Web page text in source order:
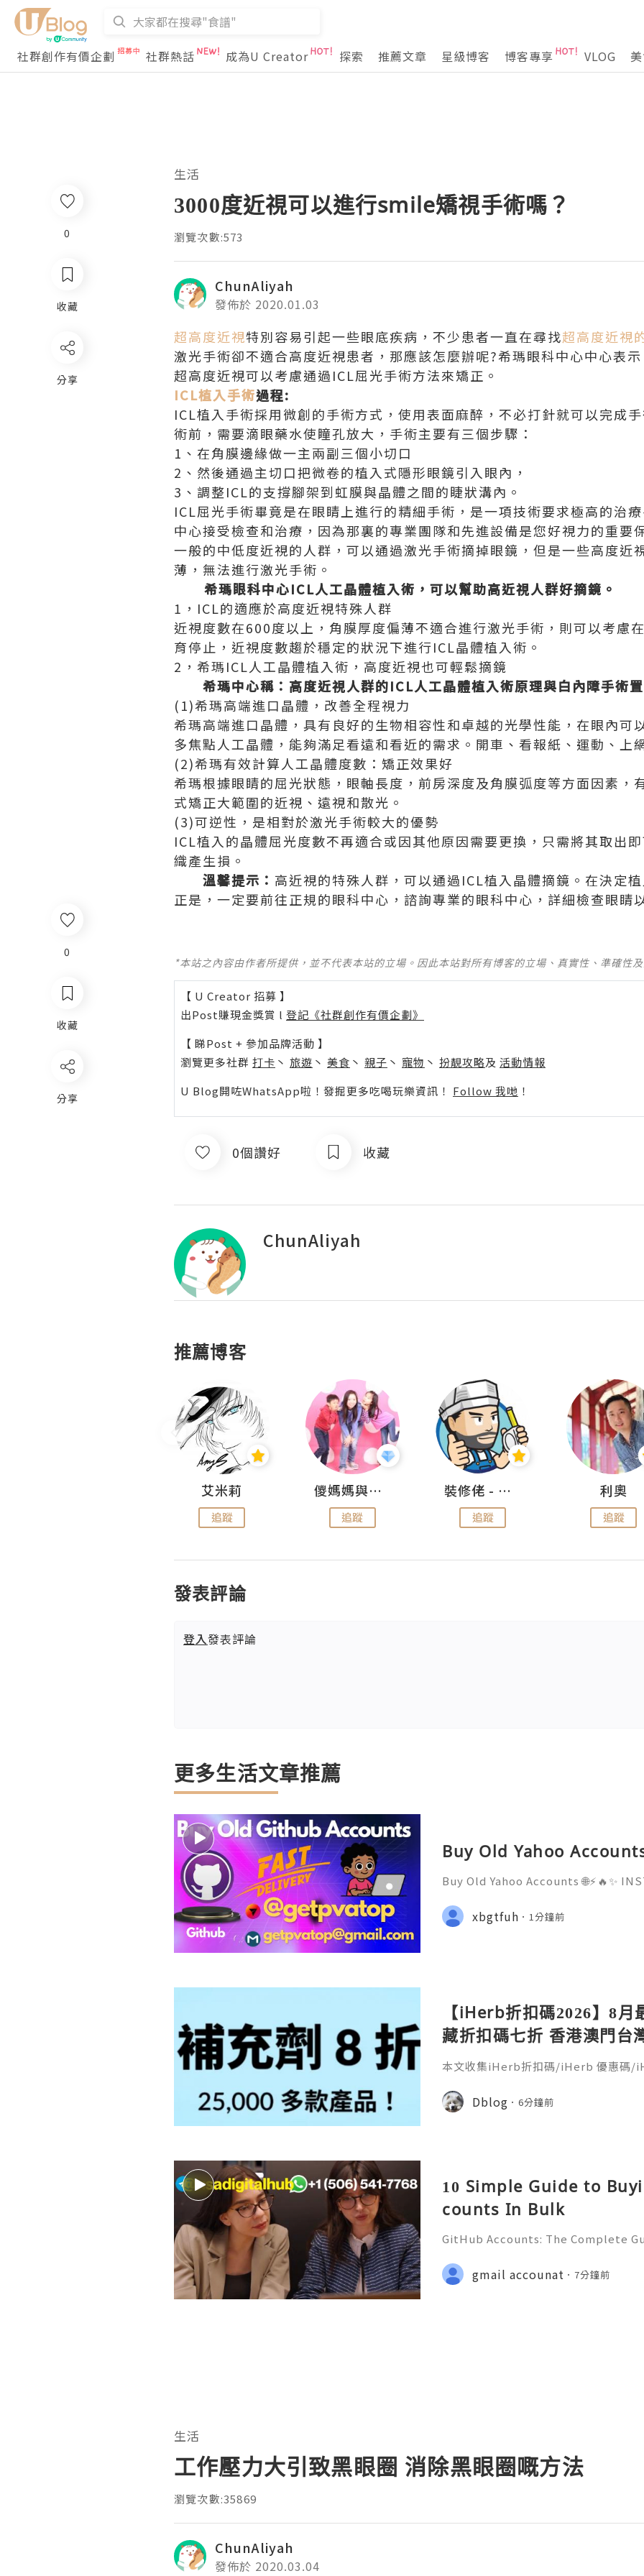
社群創作有價企劃 社群熱話 成為U Creator 探索 推薦文章 星級博客 博客專享 VLOG
0
收藏
分享
生活
3000度近視可以進行smile矯視手術嗎？
瀏覽次數:573
ChunAliyah
發佈於 2020.01.03
超高度近視特別容易引起一些眼底疾病，不少患者一直在尋找超高度近視
激光手術卻不適合高度近視患者，那應該怎麼辦呢?希瑪眼科中心中心表
超高度近視可以考慮通過ICL屈光手術方法來矯正。
ICL植入手術過程:
ICL植入手術採用微創的手術方式，使用表面麻醉，不必打針就可以完成
術前，需要滴眼藥水使瞳孔放大，手術主要有三個步驟：
1、在角膜邊緣做一主兩副三個小切口
2、然後通過主切口把微卷的植入式隱形眼鏡引入眼內，
3、調整ICL的支撐腳架到虹膜與晶體之間的睫狀溝內。
ICL屈光手術畢竟是在眼睛上進行的精細手術，是一項技術要求極高的治
中心接受檢查和治療，因為那裏的專業團隊和先進設備是您好視力的重要
一般的中低度近視的人群，可以通過激光手術摘掉眼鏡，但是一些高度近
薄，無法進行激光手術。
希瑪眼科中心ICL人工晶體植入術，可以幫助高近視人群好摘鏡。
1，ICL的適應於高度近視特殊人群
近視度數在600度以上，角膜厚度偏薄不適合進行激光手術，則可以考慮
育停止，近視度數趨於穩定的狀況下進行ICL晶體植入術。
2，希瑪ICL人工晶體植入術，高度近視也可輕鬆摘鏡
希瑪中心稱：高度近視人群的ICL人工晶體植入術原理與白內障手術
(1)希瑪高端進口晶體，改善全程視力
希瑪高端進口晶體，具有良好的生物相容性和卓越的光學性能，在眼內可
多焦點人工晶體，能夠滿足看遠和看近的需求。開車、看報紙、運動、上
(2)希瑪有效計算人工晶體度數：矯正效果好
希瑪根據眼睛的屈光狀態，眼軸長度，前房深度及角膜弧度等方面因素，
式矯正大範圍的近視、遠視和散光。
(3)可逆性，是相對於激光手術較大的優勢
ICL植入的晶體屈光度數不再適合或因其他原因需要更換，只需將其取出
織產生損。
溫馨提示： 高近視的特殊人群，可以通過ICL植入晶體摘鏡。在決定
正是，一定要前往正規的眼科中心，諮詢專業的眼科中心，詳細檢查眼睛
*本站之內容由作者所提供，並不代表本站的立場。因此本站對所有博客的立場、真實性、準確性
【 U Creator 招募 】
出Post賺現金獎賞 l 登記《社群創作有價企劃》
【 睇Post + 參加品牌活動 】
瀏覽更多社群 打卡 丶 旅遊 丶 美食 丶 親子 丶 寵物 丶 扮靚攻略及 活動情報
U Blog開咗WhatsApp啦！發掘更多吃喝玩樂資訊！ Follow 我哋 ！
0個讚好 收藏
ChunAliyah
推薦博客
艾米莉
追蹤
儍媽媽與兩隻小魔怪之家
追蹤
裝修佬 - 香港一站式網上裝修平台
追蹤
利奧
追蹤
發表評論
登入發表評論
更多生活文章推薦
Buy Old Yahoo
Buy Old Yahoo Accounts 🌐⚡️🔥✨
sername: @getpvatop ⚡️📧💌📨
⚡️💜💬🎧 Discord Community:
xbgtfuh 1分鐘前
【iHerb折扣碼2026】8
藏折扣碼七折 香港澳門
30％ off
本文收集iHerb折扣碼/iHerb 優惠碼
coupon)，新客戶舊客戶都能享折扣。
Dblog 6分鐘前
10 Simple Guide to
counts In Bulk
GitHub Accounts: The Complete
Development Introduction
7 Customer Support
gmail accounat 7分鐘前
0
收藏
分享
生活
工作壓力大引致黑眼圈 消除黑眼圈嘅方法
瀏覽次數:35869
ChunAliyah
發佈於 2020.03.04